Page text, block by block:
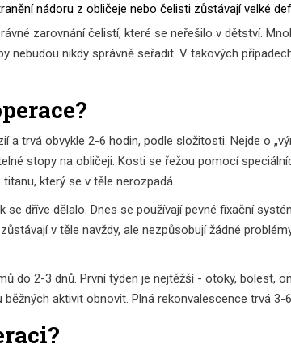
nádoru z obličeje nebo čelisti zůstávají velké
zarovnání čelistí, které se neřešilo v dětství.
nebudou nikdy správně seřadit. V takových
a trvá obvykle 2-6 hodin, podle složitosti. Nejde o
stopy na obličeji. Kosti se řežou pomocí
který se v těle nerozpadá.
se dříve dělalo. Dnes se používají pevné fixační
v těle navždy, ale nezpůsobují žádné
do 2-3 dnů. První týden je nejtěžší - otoky, bolest,
aktivit obnovit. Plná rekonvalescence trvá 3-